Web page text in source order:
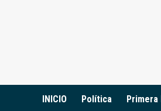
INICIO Política Primera